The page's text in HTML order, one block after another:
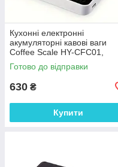
Кухонні електронні
акумуляторні кавові ваги
Coffee Scale HY-CFC01,
2000г/0.1г, з силіконовою
накладкою
Готово до відправки
630 ₴
Купити